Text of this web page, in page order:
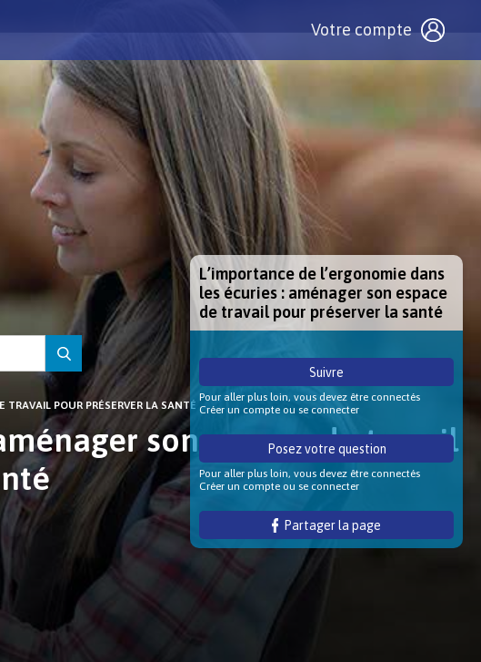
Votre compte
TRAVAIL POUR PRÉSERVER LA SANTÉ
son espace de travail
L’importance de l’ergonomie dans
les écuries : aménager son espace
de travail pour préserver la santé
Suivre
Pour aller plus loin, vous devez être connectés
Créer un compte ou se connecter
Posez votre question
Pour aller plus loin, vous devez être connectés
Créer un compte ou se connecter
Partager la page